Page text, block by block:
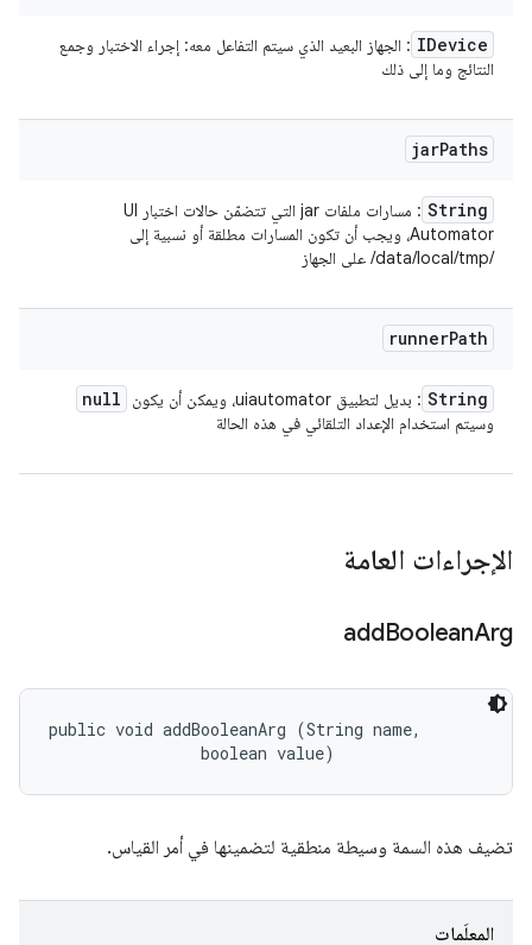
IDevice : الجهاز البعيد الذي سيتم التفاعل معه: إجراء الاختبار وجمع
النتائج وما إلى ذلك
jarPaths
String
: مسارات ملفات jar التي تتضمّن حالات اختبار UI
Automator، ويجب أن تكون المسارات مطلقة أو نسبية إلى
/data/local/tmp/ على الجهاز
runnerPath
String : بديل لتطبيق uiautomator، ويمكن أن يكون null
وسيتم استخدام الإعداد التلقائي في هذه الحالة
الإجراءات العامة
addBooleanArg
public void addBooleanArg (String name,
                boolean value)
تضيف هذه السمة وسيطة منطقية لتضمينها في أمر القياس.
المعلَمات